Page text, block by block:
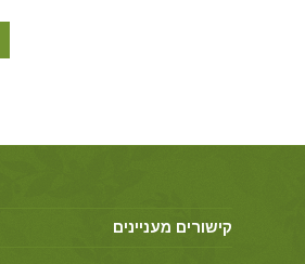
קישורים מעניינים